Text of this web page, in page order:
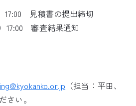
17:00 見積書の提出締切
17:00 審査結果通知
（担当：平田、
さい。